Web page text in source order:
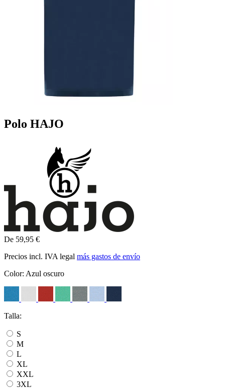
Polo HAJO
De 59,95 €
Precios incl. IVA legal más gastos de envío
Color: Azul oscuro
Talla:
S
M
L
XL
XXL
3XL